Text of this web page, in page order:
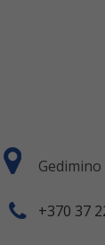
+370 37